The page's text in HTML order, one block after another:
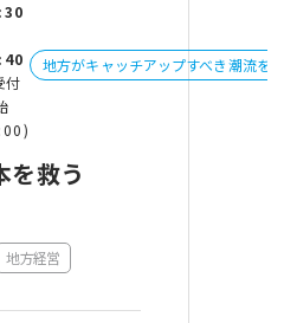
付
地方がキャッチアップすべき潮流を学
を救う
地方経営